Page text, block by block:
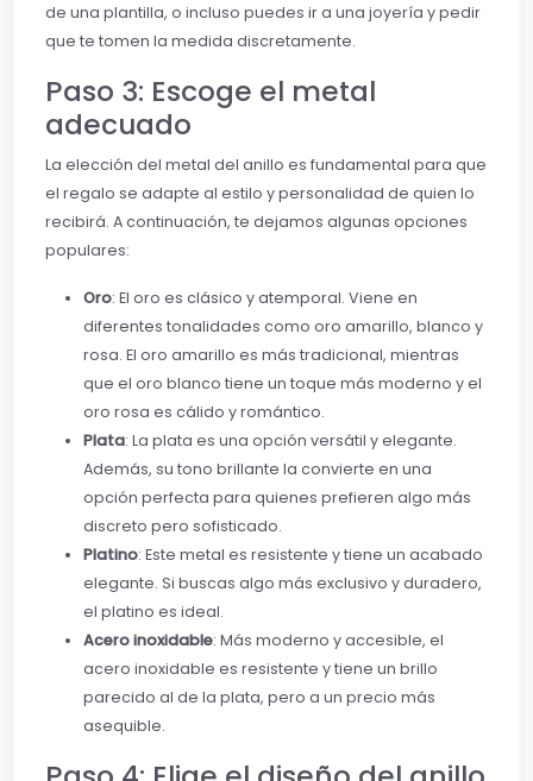
de una plantilla, o incluso puedes ir a una joyería y pedir
que te tomen la medida discretamente.
Paso 3: Escoge el metal
adecuado
La elección del metal del anillo es fundamental para que
el regalo se adapte al estilo y personalidad de quien lo
recibirá. A continuación, te dejamos algunas opciones
populares:
Oro: El oro es clásico y atemporal. Viene en
diferentes tonalidades como oro amarillo, blanco y
rosa. El oro amarillo es más tradicional, mientras
que el oro blanco tiene un toque más moderno y el
oro rosa es cálido y romántico.
Plata: La plata es una opción versátil y elegante.
Además, su tono brillante la convierte en una
opción perfecta para quienes prefieren algo más
discreto pero sofisticado.
Platino: Este metal es resistente y tiene un acabado
elegante. Si buscas algo más exclusivo y duradero,
el platino es ideal.
Acero inoxidable: Más moderno y accesible, el
acero inoxidable es resistente y tiene un brillo
parecido al de la plata, pero a un precio más
asequible.